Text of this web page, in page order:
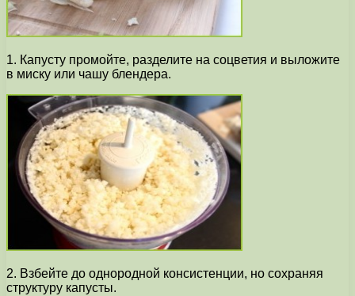
1. Капусту промойте, разделите на соцветия и выложите
в миску или чашу блендера.
2. Взбейте до однородной консистенции, но сохраняя
структуру капусты.